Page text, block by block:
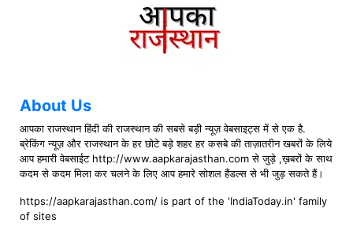
About Us
आपका राजस्थान हिंदी की राजस्थान की सबसे बड़ी न्यूज़ वेबसाइट्स में से एक है.
ब्रेकिंग न्यूज़ और राजस्थान के हर छोटे बड़े शहर हर कसबे की ताज़ातरीन खबरों के लिये
आप हमारी वेबसाईट http://www.aapkarajasthan.com से जुड़े ,ख़बरों के साथ
कदम से कदम मिला कर चलने के लिए आप हमारे सोशल हैंडल्स से भी जुड़ सकते हैं।
https://aapkarajasthan.com/ is part of the 'IndiaToday.in' family
of sites